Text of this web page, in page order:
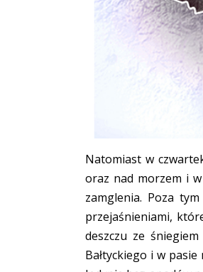
Natomiast w
oraz nad morzem i
zamglenia. Poza
przejaśnieniami,
deszczu ze
Bałtyckiego i w